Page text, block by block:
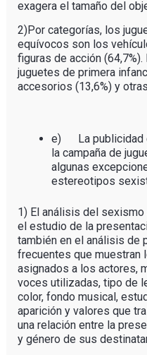
exagera el tamaño del
2)Por categorías, los
equívocos son los
figuras de acción
juguetes de primera
accesorios (13,6%) y
e) La publicidad
la campaña de
algunas
estereotipos
1) El análisis del
el estudio de la
también en el análisis de
frecuentes que muestran
asignados a los actores,
voces utilizadas, tipo de
color, fondo musical,
aparición y valores que
una relación entre la
y género de sus